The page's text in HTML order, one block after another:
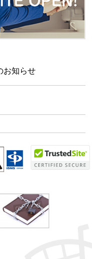
お知らせ